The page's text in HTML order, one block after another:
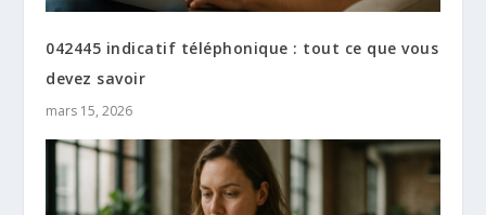
042445 indicatif téléphonique : tout ce que vous
devez savoir
mars 15, 2026